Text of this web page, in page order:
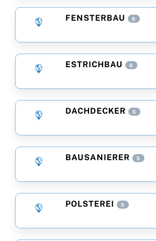
FENSTERBAU 6
ESTRICHBAU 6
DACHDECKER 5
BAUSANIERER 5
POLSTEREI 5